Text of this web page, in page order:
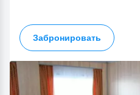
Забронировать